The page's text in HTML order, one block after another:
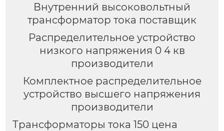
Внутренний высоковольтный
трансформатор тока поставщик
Распределительное устройство
низкого напряжения 0 4 кв
производители
Комплектное распределительное
устройство высшего напряжения
производители
Трансформаторы тока 150 цена